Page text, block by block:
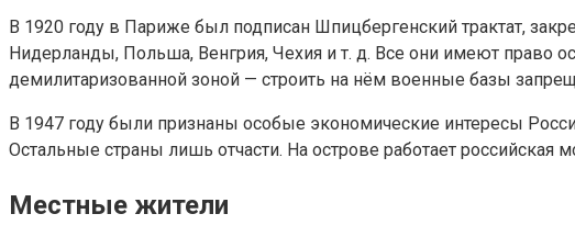
В 1920 году в Париже был подписан Шпицбергенский трактат,
Нидерланды, Польша, Венгрия, Чехия и т. д. Все они имеют право
демилитаризованной зоной — строить на нём военные базы
В 1947 году были признаны особые экономические интересы
Остальные страны лишь отчасти. На острове работает
Местные жители